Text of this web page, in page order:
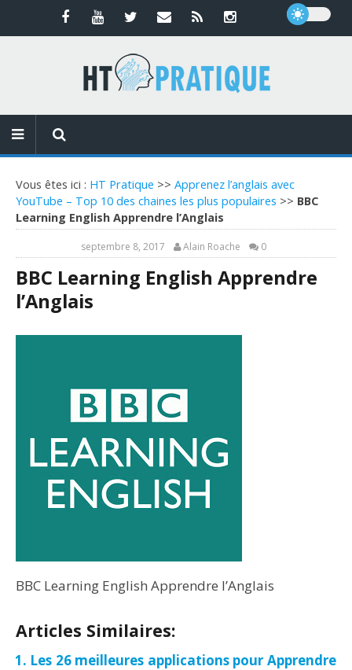
Vous êtes ici : HT Pratique >> Apprenez l’anglais avec
YouTube – Top 10 des chaines les plus populaires >> BBC
Learning English Apprendre l’Anglais
septembre 8, 2017 Alain Roache 0
BBC Learning English Apprendre
l’Anglais
BBC Learning English Apprendre l’Anglais
Articles Similaires:
Les 26 meilleures applications pour Apprendre